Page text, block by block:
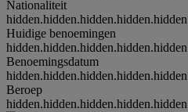
Nationaliteit
hidden.hidden.hidden.hidden.hidden
Huidige benoemingen
hidden.hidden.hidden.hidden.hidden
Benoemingsdatum
hidden.hidden.hidden.hidden.hidden
Beroep
hidden.hidden.hidden.hidden.hidden